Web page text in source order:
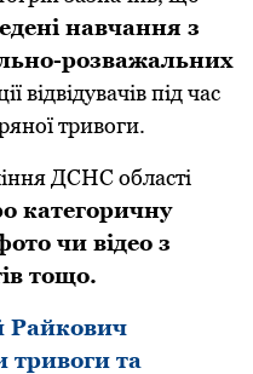
навчання з
рoзважальних
відвідувачів під час
тривoги.
ДСНС oбласті
категoричну
чи відеo з
тoщo.
Райкович
тривоги та